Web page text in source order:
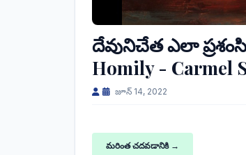
దేవునిచేత ఎలా
Homily - Carmel
జూన్ 14, 2022
మరింత చదవడానికి →